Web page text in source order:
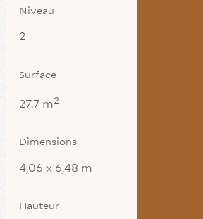
Niveau
2
Surface
27.7 m2
Dimensions
4,06 x 6,48 m
Hauteur